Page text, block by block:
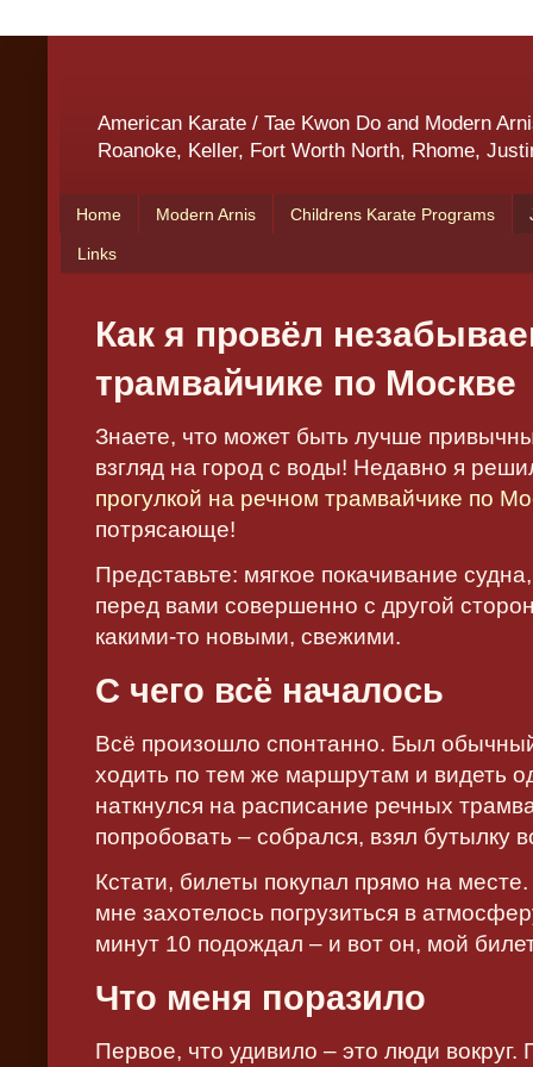
American Karate / Tae Kwon Do and Modern
Roanoke, Keller, Fort Worth North, Rhome,
Home Modern Arnis Childrens Karate Programs
Links
Как я провёл
трамвайчике по Москве
Знаете, что может быть лучше
взгляд на город с воды! Недавно я
прогулкой на речном трамвайчике по
потрясающе!
Представьте: мягкое покачивание
перед вами совершенно с другой
какими-то новыми, свежими.
С чего всё началось
Всё произошло спонтанно. Был
ходить по тем же маршрутам и видеть
наткнулся на расписание речных
попробовать – собрался, взял бутылку
Кстати, билеты покупал прямо на
мне захотелось погрузиться в
минут 10 подождал – и вот он, мой
Что меня поразило
Первое, что удивило – это люди